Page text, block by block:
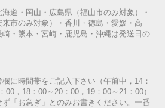
道・岡山・広島県（福山市のみ対象）・
市のみ対象）・香川・徳島・愛媛・高
・熊本・宮崎・鹿児島・沖縄は発送日の
に時間帯をご記入下さい（午前中，14：
00，18：00～20：00，19：00～21：00）
「お急ぎ」とのみお書きください。一番